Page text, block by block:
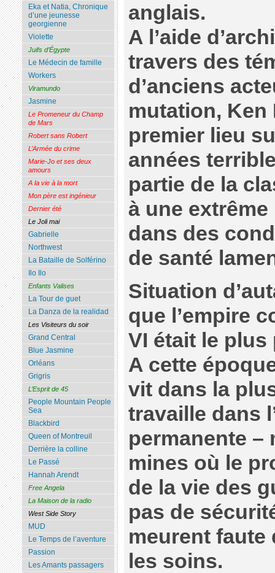
anglais.
A l’aide
travers des
d’anciens
mutation, Ken
premier lieu
années
partie de la
à une
dans des
de santé
Situation
que l’empire
VI était le
A cette
vit dans la
travaille dans
permanente –
mines où le
de la vie des
pas de
meurent faute
les soins.
Eka et Natia, Chronique
d’une jeunesse
georgienne
Violette
Juifs d’Égypte
Le Médecin de famille
Workers
Viramundo
Jasmine
Le Promeneur du Champ
de Mars
Robert sans Robert
L’Armée du crime
Marie-Jo et ses deux
amours
A la vie à la mort
Mon père est ingénieur
Dernier été
Le Joli mai
Gabrielle
Northwest
La Bataille de Solférino
Ilo Ilo
Enfants Valises
La Tour de guet
La Danza de la realidad
Les Visiteurs du soir
Grand Central
Blue Jasmine
Orléans
Grigris
L’Esprit de 45
People Mountain People
Sea
Blackbird
Queen of Montreuil
Derrière la colline
Le Passé
Hannah Arendt
Free Angela
La Maison de la radio
West Side Story
MUD
Le Temps de l’aventure
Passion
Les Amants passagers